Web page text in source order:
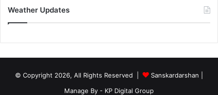
Weather Updates
© Copyright 2026, All Rights Reserved | Sanskardarshan
Manage By - KP Digital Group